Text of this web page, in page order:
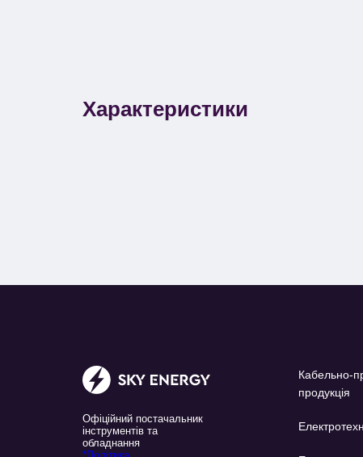
Характеристики
Офіційний постачальник
інструментів та
обладнання
Кабельно-
продукція